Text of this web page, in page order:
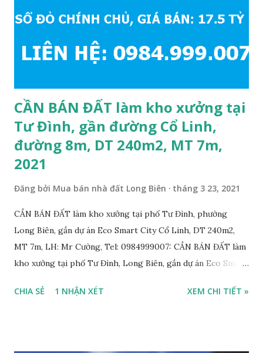
10m và vỉa hè rộng 3m, hướng Đông Nam; * Pháp lý: sổ đỏ
chính chủ; * Giá bán: 6.15 tỷ, có thương lượng với khách
thiện chí mua; Liên hệ: Mr Cường, Tel: 0984999007...
CẦN BÁN ĐẤT làm kho xưởng tại
Tư Đình, gần đường Cổ Linh,
đường 8m, DT 240m2, MT 7m,
2021
Đăng bởi Mua bán nhà đất Long Biên tháng 3 23, 2021
CẦN BÁN ĐẤT làm kho xưởng tại phố Tư Đình, phường
Long Biên, gần dự án Eco Smart City Cổ Linh, DT 240m2,
MT 7m, LH: Mr Cường, Tel: 0984999007: CẦN BÁN ĐẤT làm
kho xưởng tại phố Tư Đình, Long Biên, gần dự án Eco Smart
nằm trên mặt ngõ thông, đường rộng 8m, 2 ô tô tránh nhau;
CHIA SẺ 1 NHẬN XÉT XEM CHI TIẾT »